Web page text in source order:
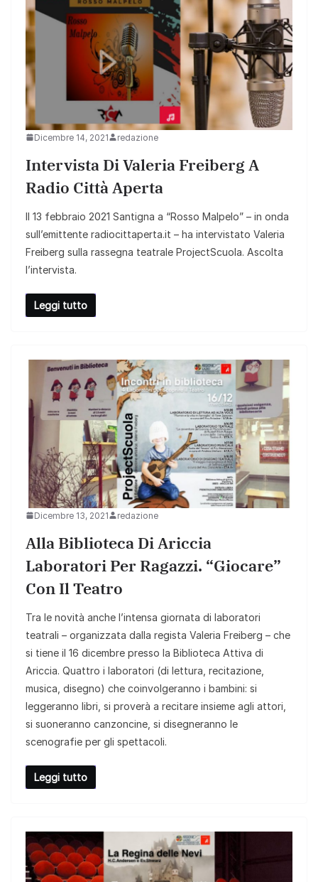
Dicembre 14, 2021 redazione
Intervista Di Valeria Freiberg A
Radio Città Aperta
Il 13 febbraio 2021 Santigna a “Rosso Malpelo” – in onda
sull’emittente radiocittaperta.it – ha intervistato Valeria
Freiberg sulla rassegna teatrale ProjectScuola. Ascolta
l’intervista.
Leggi tutto
Dicembre 13, 2021 redazione
Alla Biblioteca Di Ariccia
Laboratori Per Ragazzi. “Giocare”
Con Il Teatro
Tra le novità anche l’intensa giornata di laboratori
teatrali – organizzata dalla regista Valeria Freiberg – che
si tiene il 16 dicembre presso la Biblioteca Attiva di
Ariccia. Quattro i laboratori (di lettura, recitazione,
musica, disegno) che coinvolgeranno i bambini: si
leggeranno libri, si proverà a recitare insieme agli attori,
si suoneranno canzoncine, si disegneranno le
scenografie per gli spettacoli.
Leggi tutto